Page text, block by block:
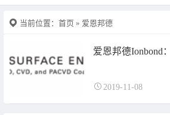
当前位置： 首页 » 爱恩邦德
爱恩邦德Ionbond
2019-11-08